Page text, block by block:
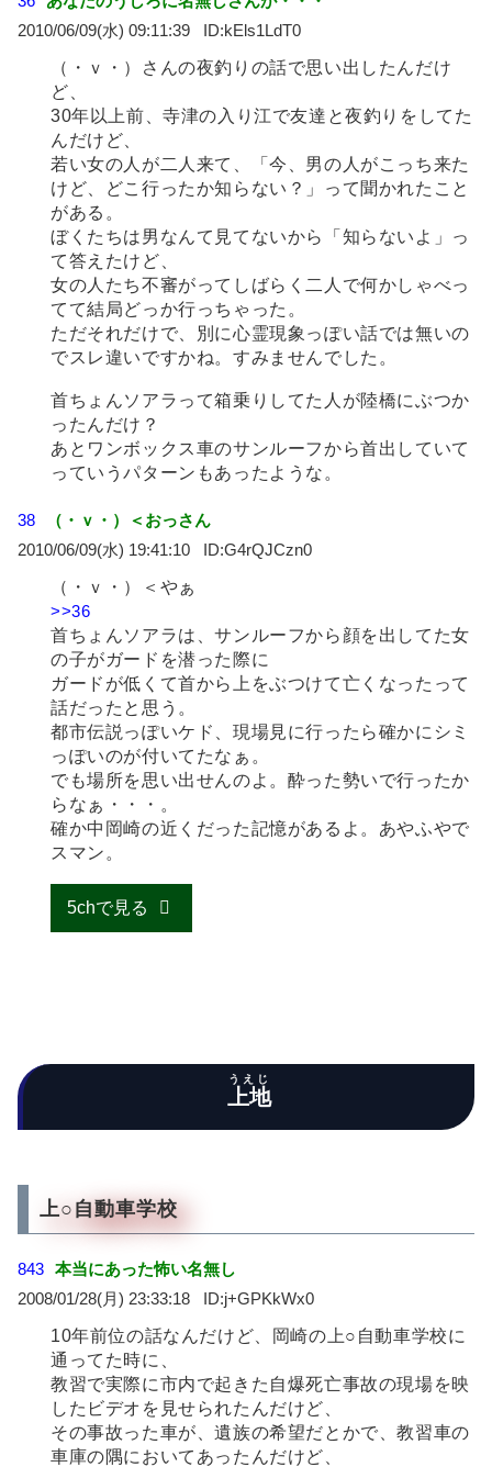
2010/06/09(水) 09:11:39
kEls1LdT0
（・ｖ・）さんの夜釣りの話で思い出したんだけ
ど、
30年以上前、寺津の入り江で友達と夜釣りをしてた
んだけど、
若い女の人が二人来て、「今、男の人がこっち来た
けど、どこ行ったか知らない？」って聞かれたこと
がある。
ぼくたちは男なんて見てないから「知らないよ」っ
て答えたけど、
女の人たち不審がってしばらく二人で何かしゃべっ
てて結局どっか行っちゃった。
ただそれだけで、別に心霊現象っぽい話では無いの
でスレ違いですかね。すみませんでした。
首ちょんソアラって箱乗りしてた人が陸橋にぶつか
ったんだけ？
あとワンボックス車のサンルーフから首出していて
っていうパターンもあったような。
38
（・ｖ・）＜おっさん
2010/06/09(水) 19:41:10
G4rQJCzn0
（・ｖ・）＜やぁ
>>36
首ちょんソアラは、サンルーフから顔を出してた女
の子がガードを潜った際に
ガードが低くて首から上をぶつけて亡くなったって
話だったと思う。
都市伝説っぽいケド、現場見に行ったら確かにシミ
っぽいのが付いてたなぁ。
でも場所を思い出せんのよ。酔った勢いで行ったか
らなぁ・・・。
確か中岡崎の近くだった記憶があるよ。あやふやで
スマン。
5chで見る
上地
うえじ
上○自動車学校
843 本当にあった怖い名無し
2008/01/28(月) 23:33:18
j+GPKkWx0
10年前位の話なんだけど、岡崎の上○自動車学校に
通ってた時に、
教習で実際に市内で起きた自爆死亡事故の現場を映
したビデオを見せられたんだけど、
その事故った車が、遺族の希望だとかで、教習車の
車庫の隅においてあったんだけど、